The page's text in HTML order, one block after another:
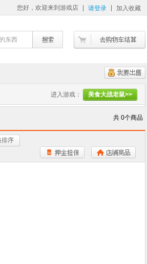
您好，欢迎来到游戏店 请登录 加入收藏
东西
进入游戏： 美食大战老鼠>>
共 0个商品
排序